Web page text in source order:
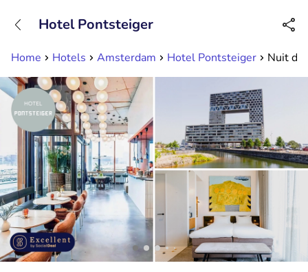
Disponible jusqu'à 23:00 heures
Home Hotels Amsterdam Hotel Pontsteiger Nuit de
Hotel Pontsteiger